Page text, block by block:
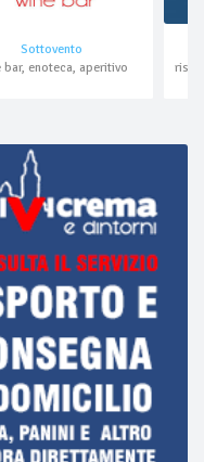
Sottovento
bar, enoteca, aperitivo